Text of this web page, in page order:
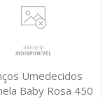
Umedecidos
Baby Rosa 450